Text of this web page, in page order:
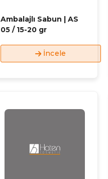
Ambalajlı Sabun | AS
05 / 15-20 gr
İncele